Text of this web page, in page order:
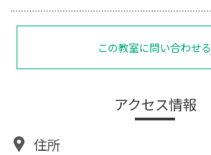
この教室に問い合わせる
アクセス情報
住所